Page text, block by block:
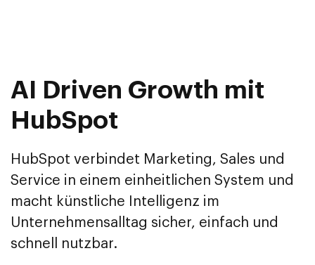
AI Driven Growth mit
HubSpot
HubSpot verbindet Marketing, Sales und
Service in einem einheitlichen System und
macht künstliche Intelligenz im
Unternehmensalltag sicher, einfach und
schnell nutzbar.